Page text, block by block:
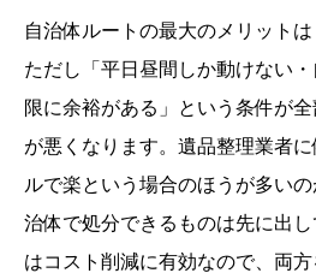
自治体ルートの最大のメリットは
ただし「平日昼間しか動けない
限に余裕がある」という条件が
が悪くなります。遺品整理業者
ルで楽という場合のほうが多い
治体で処分できるものは先に出
はコスト削減に有効なので、両